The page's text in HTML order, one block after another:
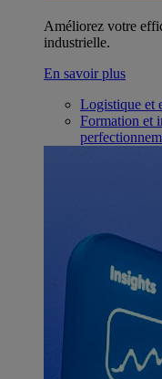
Améliorez votre
industrielle.
En savoir plus
Logistique et
Formation et